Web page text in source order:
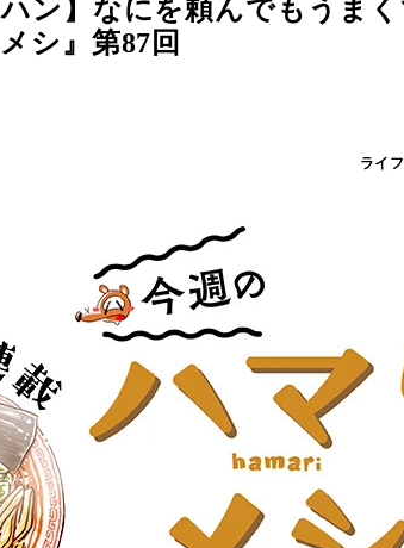
ン】なにを頼んでもうま
シ』第87回
ライ